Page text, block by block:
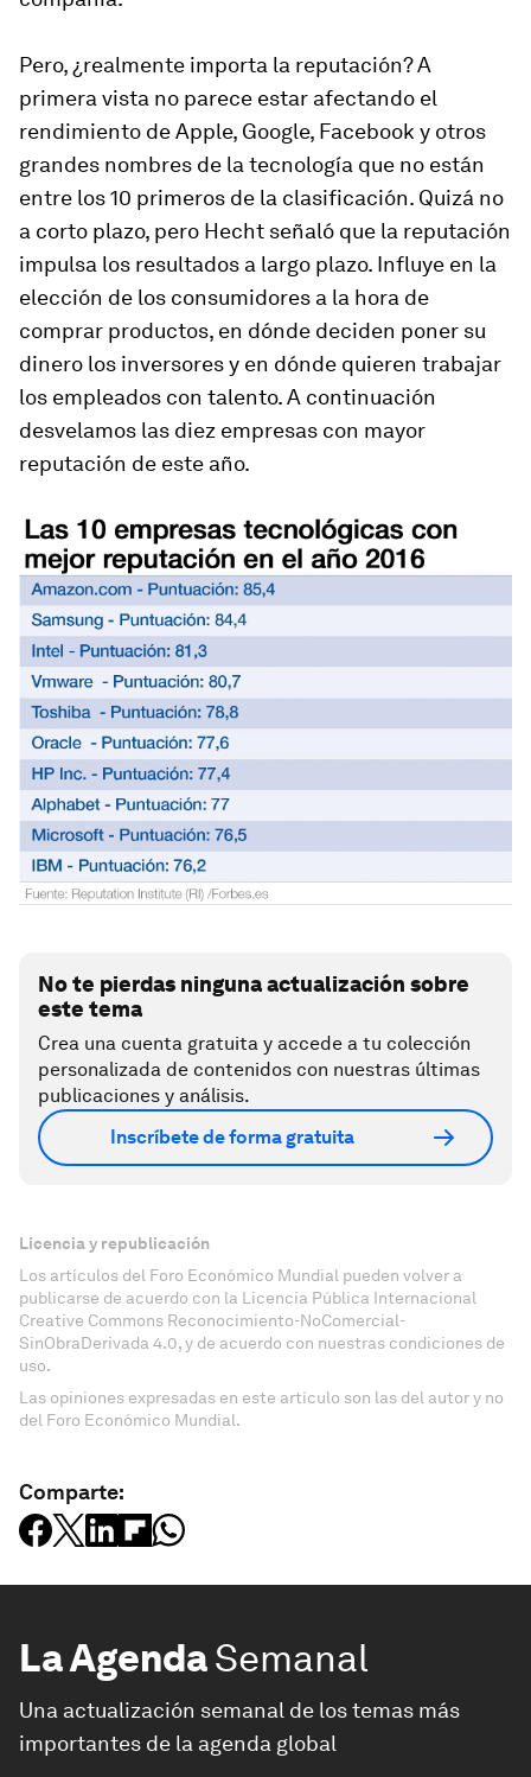
Pero, ¿realmente importa la reputación? A
primera vista no parece estar afectando el
rendimiento de Apple, Google, Facebook y otros
grandes nombres de la tecnología que no están
entre los 10 primeros de la clasificación. Quizá no
a corto plazo, pero Hecht señaló que la reputación
impulsa los resultados a largo plazo. Influye en la
elección de los consumidores a la hora de
comprar productos, en dónde deciden poner su
dinero los inversores y en dónde quieren trabajar
los empleados con talento. A continuación
desvelamos las diez empresas con mayor
reputación de este año.
No te pierdas ninguna actualización sobre
este tema
Crea una cuenta gratuita y accede a tu colección
personalizada de contenidos con nuestras últimas
publicaciones y análisis.
Inscríbete de forma gratuita
Licencia y republicación
Los artículos del Foro Económico Mundial pueden volver a
publicarse de acuerdo con la Licencia Pública Internacional
Creative Commons Reconocimiento-NoComercial-
SinObraDerivada 4.0, y de acuerdo con nuestras condiciones de
uso.
Las opiniones expresadas en este artículo son las del autor y no
del Foro Económico Mundial.
Comparte:
La AgendaSemanal
Una actualización semanal de los temas más
importantes de la agenda global